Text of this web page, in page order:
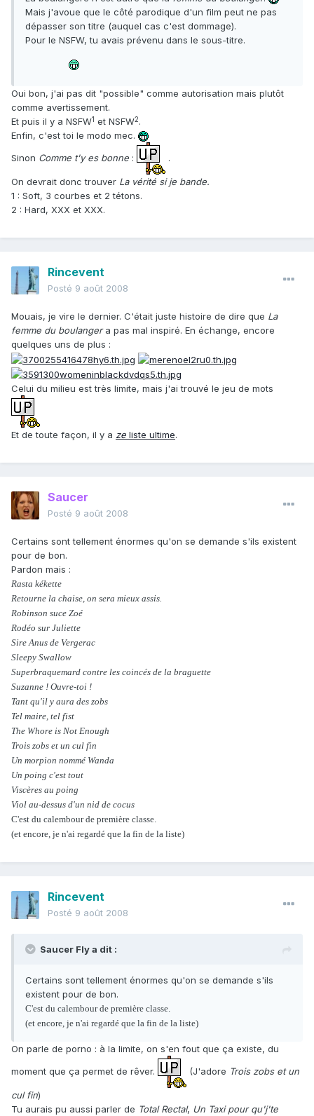
Mais j'avoue que le côté parodique d'un film peut ne pas
dépasser son titre (auquel cas c'est dommage).
Pour le NSFW, tu avais prévenu dans le sous-titre.
Oui bon, j'ai pas dit "possible" comme autorisation mais plutôt
comme avertissement.
Et puis il y a NSFW1 et NSFW2.
Enfin, c'est toi le modo mec.
Sinon Comme t'y es bonne : .
On devrait donc trouver La vérité si je bande.
1 : Soft, 3 courbes et 2 tétons.
2 : Hard, XXX et XXX.
Rincevent
Posté 9 août 2008
Mouais, je vire le dernier. C'était juste histoire de dire que La
femme du boulangera pas mal inspiré. En échange, encore
quelques uns de plus :
Celui du milieu est très limite, mais j'ai trouvé le jeu de mots
Et de toute façon, il y a ze liste ultime.
Saucer
Posté 9 août 2008
Certains sont tellement énormes qu'on se demande s'ils existent
pour de bon.
Pardon mais :
Rasta kékette
Retourne la chaise, on sera mieux assis.
Robinson suce Zoé
Rodéo sur Juliette
Sire Anus de Vergerac
Sleepy Swallow
Superbraquemard contre les coincés de la braguette
Suzanne ! Ouvre-toi !
Tant qu'il y aura des zobs
Tel maire, tel fist
The Whore is Not Enough
Trois zobs et un cul fin
Un morpion nommé Wanda
Un poing c'est tout
Viscères au poing
Viol au-dessus d'un nid de cocus
C'est du calembour de première classe.
(et encore, je n'ai regardé que la fin de la liste)
Rincevent
Posté 9 août 2008
Saucer Fly a dit :
Certains sont tellement énormes qu'on se demande s'ils
existent pour de bon.
C'est du calembour de première classe.
(et encore, je n'ai regardé que la fin de la liste)
On parle de porno : à la limite, on s'en fout que ça existe, du
moment que ça permet de rêver.
(J'adore Trois zobs et un
cul fin)
Tu aurais pu aussi parler de Total Rectal, Un Taxi pour qu'j'te